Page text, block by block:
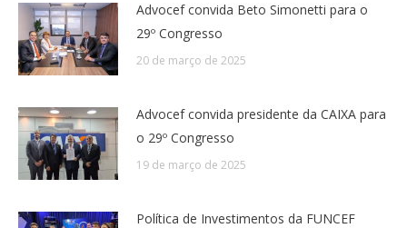
Advocef convida Beto Simonetti para o
29º Congresso
20 de março de 2025
Advocef convida presidente da CAIXA para
o 29º Congresso
19 de março de 2025
Política de Investimentos da FUNCEF